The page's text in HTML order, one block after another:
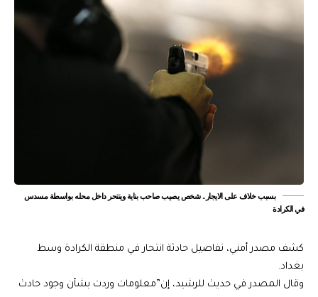
بسبب خلاف على الايجار.. شخص يصيب صاحب بناية وينتحر داخل محله بواسطة مسدس
في الكرادة
كشف مصدر أمني، تفاصيل حادثة انتحار في منطقة الكرادة وسط
بغداد.
وقال المصدر في حديث للرشيد، إن”معلومات وردت بشأن وجود حادث